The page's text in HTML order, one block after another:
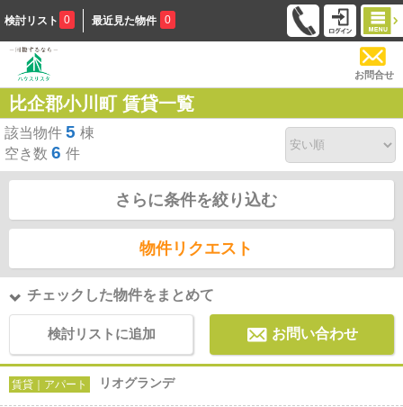
検討リスト 0 最近見た物件 0
お問合せ
比企郡小川町 賃貸一覧
該当物件 5 棟
空き数 6 件
さらに条件を絞り込む
物件リクエスト
チェックした物件をまとめて
検討リストに追加 お問い合わせ
賃貸｜アパート リオグランデ